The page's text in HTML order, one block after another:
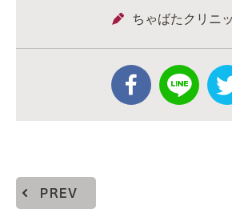
ちゃばたクリニ
PREV